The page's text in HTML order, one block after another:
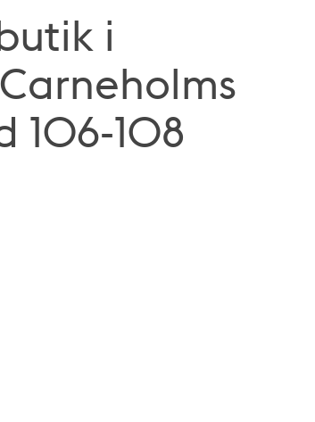
i
106-108